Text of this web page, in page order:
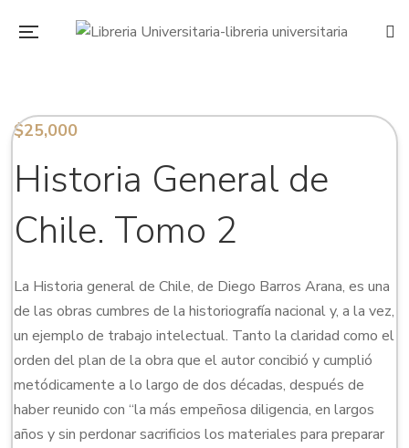
$25,000
Historia General de
Chile. Tomo 2
La Historia general de Chile, de Diego Barros Arana, es una
de las obras cumbres de la historiografía nacional y, a la vez,
un ejemplo de trabajo intelectual. Tanto la claridad como el
orden del plan de la obra que el autor concibió y cumplió
metódicamente a lo largo de dos décadas, después de
haber reunido con “la más empeñosa diligencia, en largos
años y sin perdonar sacrificios los materiales para preparar